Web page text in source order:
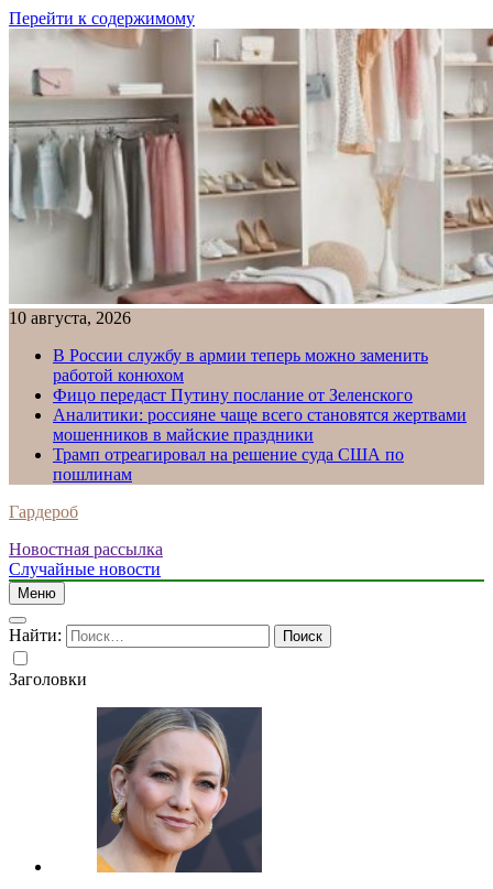
Перейти к содержимому
10 августа, 2026
В России службу в армии теперь можно заменить
работой конюхом
Фицо передаст Путину послание от Зеленского
Аналитики: россияне чаще всего становятся жертвами
мошенников в майские праздники
Трамп отреагировал на решение суда США по
пошлинам
Гардероб
Новостная рассылка
Случайные новости
Меню
Найти:
Заголовки